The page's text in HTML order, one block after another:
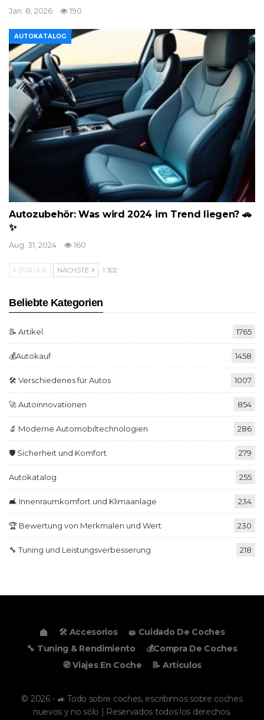
Jan. 8, 2026 190
AUTOKATALOG
Autozubehör: Was wird 2024 im Trend liegen? 🚗
✨
Aug. 31, 2024 160
ZURÜCK NÄCHSTE 1 302
Beliebte Kategorien
📝 Artikel 1765
💰Autokauf 1458
🛠️ Verschiedenes für Autos 1007
🚀 Autoinnovationen 854
🔬 Moderne Automobiltechnologien 286
🛡️ Sicherheit und Komfort 279
Autokatalog 255
🛋️ Innenraumkomfort und Klimaanlage 234
🏆 Bewertung von Merkmalen und Wert 230
🔧 Tuning und Leistungsverbesserung 218
🛠️ Accesorios
🧽 Cuidado De Coches
🔧 Tuning & Rendimiento
💰Compra De Coches
🧭 Viajes En Coche
📝 Artículos
© 2026 - 🚙 Todo sobre coches, escribimos sobre coches
nuevos y no sólo | Reservados todos los derechos.